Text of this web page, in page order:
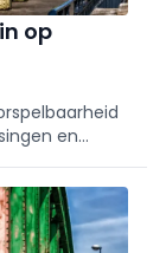
op
en
31 augustus